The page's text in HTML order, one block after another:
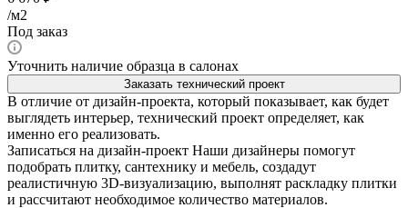
/м2
Под заказ
Уточнить наличие образца в салонах
Заказать технический проект
В отличие от дизайн-проекта, который показывает, как будет
выглядеть интерьер, технический проект определяет, как
именно его реализовать.
Записаться на дизайн-проект Наши дизайнеры помогут
подобрать плитку, сантехнику и мебель, создадут
реалистичную 3D-визуализацию, выполнят раскладку плитки
и рассчитают необходимое количество материалов.